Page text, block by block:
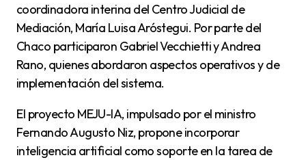
coordinadora interina del Centro Judicial de
Mediación, María Luisa Aróstegui. Por parte del
Chaco participaron Gabriel Vecchietti y Andrea
Rano, quienes abordaron aspectos operativos y de
implementación del sistema.
El proyecto MEJU-IA, impulsado por el ministro
Fernando Augusto Niz, propone incorporar
inteligencia artificial como soporte en la tarea de